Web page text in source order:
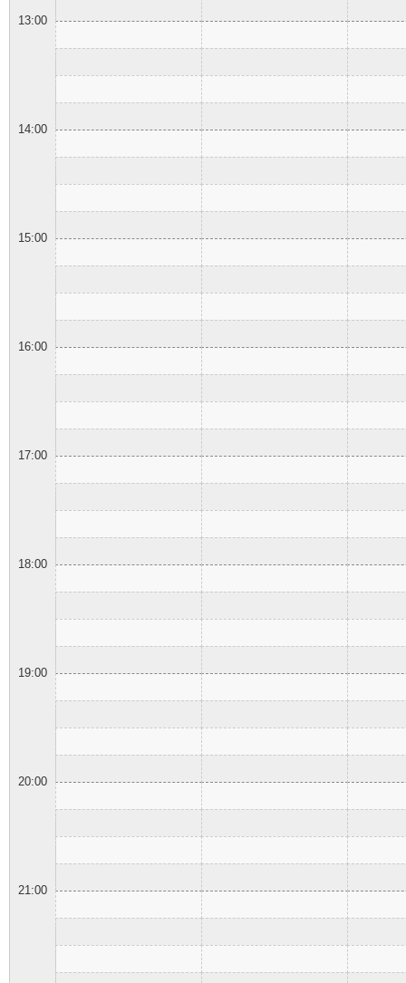
13:00
14:00
15:00
16:00
17:00
18:00
19:00
20:00
21:00